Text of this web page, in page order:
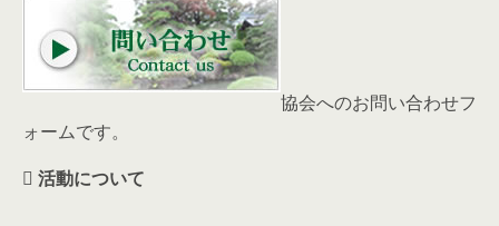
協会へのお問い合わせフ
ォームです。
活動について